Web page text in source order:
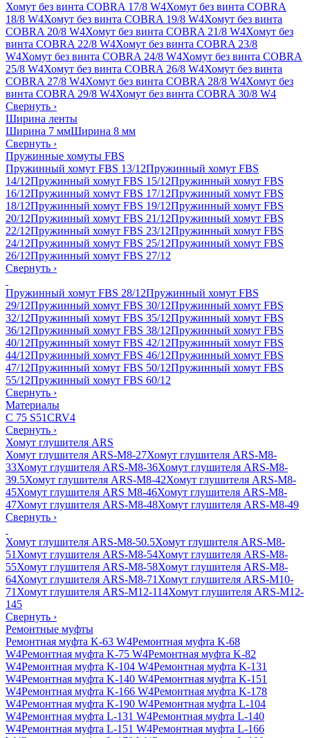
Хомут без винта COBRA 17/8 W4Хомут без винта COBRA
18/8 W4Хомут без винта COBRA 19/8 W4Хомут без винта
COBRA 20/8 W4Хомут без винта COBRA 21/8 W4Хомут без
винта COBRA 22/8 W4Хомут без винта COBRA 23/8
W4Хомут без винта COBRA 24/8 W4Хомут без винта COBRA
25/8 W4Хомут без винта COBRA 26/8 W4Хомут без винта
COBRA 27/8 W4Хомут без винта COBRA 28/8 W4Хомут без
винта COBRA 29/8 W4Хомут без винта COBRA 30/8 W4
Свернуть ›
Ширина ленты
Ширина 7 ммШирина 8 мм
Свернуть ›
Пружинные хомуты FBS
Пружинный хомут FBS 13/12Пружинный хомут FBS
14/12Пружинный хомут FBS 15/12Пружинный хомут FBS
16/12Пружинный хомут FBS 17/12Пружинный хомут FBS
18/12Пружинный хомут FBS 19/12Пружинный хомут FBS
20/12Пружинный хомут FBS 21/12Пружинный хомут FBS
22/12Пружинный хомут FBS 23/12Пружинный хомут FBS
24/12Пружинный хомут FBS 25/12Пружинный хомут FBS
26/12Пружинный хомут FBS 27/12
Свернуть ›
Пружинный хомут FBS 28/12Пружинный хомут FBS
29/12Пружинный хомут FBS 30/12Пружинный хомут FBS
32/12Пружинный хомут FBS 35/12Пружинный хомут FBS
36/12Пружинный хомут FBS 38/12Пружинный хомут FBS
40/12Пружинный хомут FBS 42/12Пружинный хомут FBS
44/12Пружинный хомут FBS 46/12Пружинный хомут FBS
47/12Пружинный хомут FBS 50/12Пружинный хомут FBS
55/12Пружинный хомут FBS 60/12
Свернуть ›
Материалы
C 75 S51CRV4
Свернуть ›
Хомут глушителя ARS
Хомут глушителя ARS-M8-27Хомут глушителя ARS-M8-
33Хомут глушителя ARS-M8-36Хомут глушителя ARS-M8-
39.5Хомут глушителя ARS-M8-42Хомут глушителя ARS-M8-
45Хомут глушителя ARS M8-46Хомут глушителя ARS-M8-
47Хомут глушителя ARS-M8-48Хомут глушителя ARS-M8-49
Свернуть ›
Хомут глушителя ARS-M8-50.5Хомут глушителя ARS-M8-
51 Хомут глушителя ARS-M8-54Хомут глушителя ARS-M8-
55Хомут глушителя ARS-M8-58Хомут глушителя ARS-M8-
64Хомут глушителя ARS-M8-71 Хомут глушителя ARS-M10-
71 Хомут глушителя ARS-M12-114Хомут глушителя ARS-M12-
145
Свернуть ›
Ремонтные муфты
Ремонтная муфта K-63 W4Ремонтная муфта K-68
W4Ремонтная муфта K-75 W4Ремонтная муфта K-82
W4Ремонтная муфта K-104 W4Ремонтная муфта K-131
W4Ремонтная муфта K-140 W4Ремонтная муфта K-151
W4Ремонтная муфта K-166 W4Ремонтная муфта K-178
W4Ремонтная муфта K-190 W4Ремонтная муфта L-104
W4Ремонтная муфта L-131 W4Ремонтная муфта L-140
W4Ремонтная муфта L-151 W4Ремонтная муфта L-166